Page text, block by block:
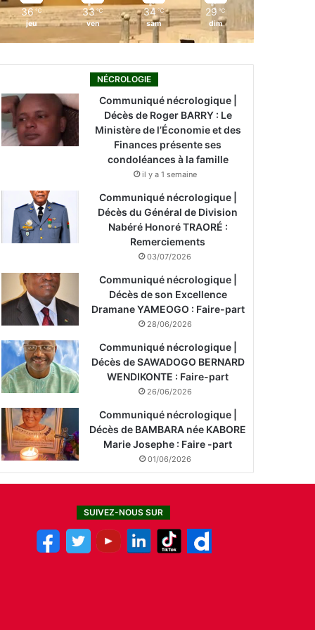
36 ℃
jeu
33 ℃
ven
34 ℃
sam
29 ℃
dim
NÉCROLOGIE
Communiqué nécrologique |
Décès de Roger BARRY : Le
Ministère de l’Économie et des
Finances présente ses
condoléances à la famille
il y a 1 semaine
Communiqué nécrologique |
Décès du Général de Division
Nabéré Honoré TRAORÉ :
Remerciements
03/07/2026
Communiqué nécrologique |
Décès de son Excellence
Dramane YAMEOGO : Faire-part
28/06/2026
Communiqué nécrologique |
Décès de SAWADOGO BERNARD
WENDIKONTE : Faire-part
26/06/2026
Communiqué nécrologique |
Décès de BAMBARA née KABORE
Marie Josephe : Faire -part
01/06/2026
SUIVEZ-NOUS SUR